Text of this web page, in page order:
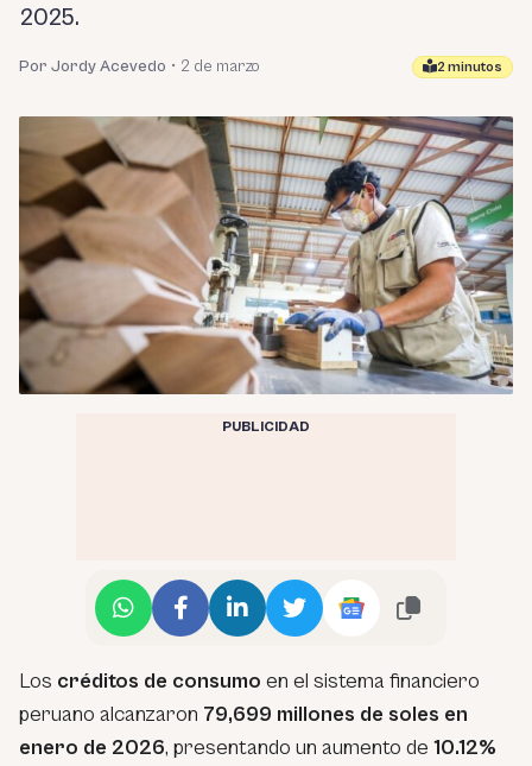
2025.
Por Jordy Acevedo • 2 de marzo 2 minutos
PUBLICIDAD
Los créditos de consumo en el sistema financiero
peruano alcanzaron 79,699 millones de soles en
enero de 2026, presentando un aumento de 10.12%